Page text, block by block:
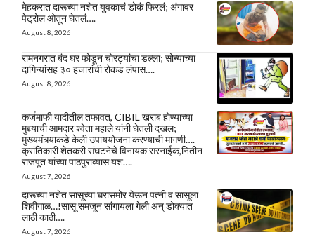
मेहकरात दारूच्या नशेत युवकाचं डोकं फिरलं; अंगावर
पेट्रोल ओतून घेतलं….
August 8, 2026
रामनगरात बंद घर फोडून चोरट्यांचा डल्ला; सोन्याच्या
दागिन्यांसह ३० हजारांची रोकड लंपास….
August 8, 2026
कर्जमाफी यादीतील तफावत, CIBIL खराब होण्याच्या
मुद्द्याची आमदार श्वेता महाले यांनी घेतली दखल;
मुख्यमंत्र्याकडे केली उपाययोजना करण्याची मागणी….
क्रांतिकारी शेतकरी संघटनेचे विनायक सरनाईक,नितीन
राजपूत यांच्या पाठपुराव्यास यश….
August 7, 2026
दारूच्या नशेत सासूच्या घरासमोर येऊन पत्नी व सासूला
शिवीगाळ…!सासू समजून सांगायला गेली अन् डोक्यात
लाठी काठी….
August 7, 2026